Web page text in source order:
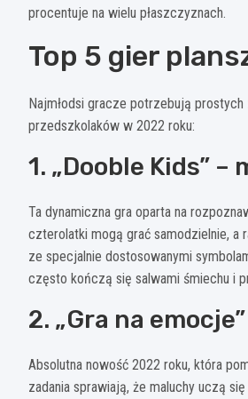
procentuje na wielu płaszczyznach.
Top 5 gier
Najmłodsi gracze potrzebują
przedszkolaków w 2022 roku:
1. „Dooble Kids”
Ta dynamiczna gra oparta na
czterolatki mogą grać samodzielnie, a
ze specjalnie dostosowanymi
często kończą się salwami śmiechu i
2. „Gra na
Absolutna nowość 2022 roku, która
zadania sprawiają, że maluchy uczą